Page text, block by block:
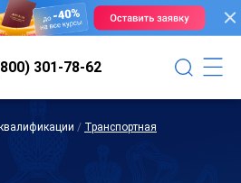
301-78-62
/ Транспортная